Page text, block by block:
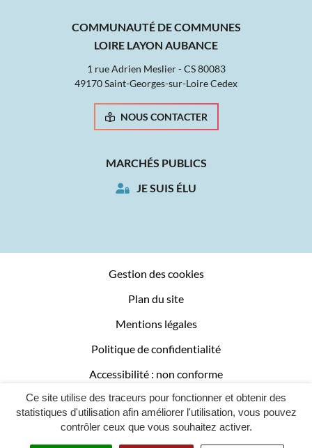
Ce site utilise des traceurs pour fonctionner et obtenir des
statistiques d'utilisation afin améliorer l'utilisation, vous pouvez
contrôler ceux que vous souhaitez activer.
COMMUNAUTÉ DE COMMUNES
LOIRE LAYON AUBANCE
1 rue Adrien Meslier - CS 80083
49170 Saint-Georges-sur-Loire Cedex
NOUS CONTACTER
MARCHÉS PUBLICS
JE SUIS ÉLU
Gestion des cookies
Plan du site
Mentions légales
Politique de confidentialité
Accessibilité : non conforme
Logement social